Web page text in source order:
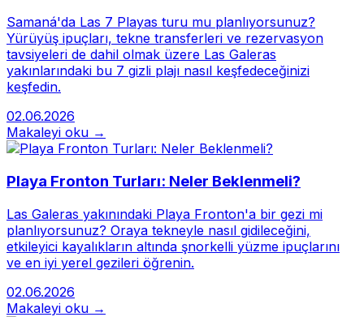
Samaná'da Las 7 Playas turu mu planlıyorsunuz?
Yürüyüş ipuçları, tekne transferleri ve rezervasyon
tavsiyeleri de dahil olmak üzere Las Galeras
yakınlarındaki bu 7 gizli plajı nasıl keşfedeceğinizi
keşfedin.
02.06.2026
Makaleyi oku →
Playa Fronton Turları: Neler Beklenmeli?
Las Galeras yakınındaki Playa Fronton'a bir gezi mi
planlıyorsunuz? Oraya tekneyle nasıl gidileceğini,
etkileyici kayalıkların altında şnorkelli yüzme ipuçlarını
ve en iyi yerel gezileri öğrenin.
02.06.2026
Makaleyi oku →